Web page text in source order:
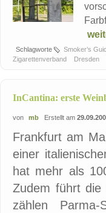
Schlagworte Smoker’s
Zigarettenverband
Dresden
InCantina: erste
von mb Erstellt am
Frankfurt am
einer
hat mehr als
Zudem führt die
zählen Parma-